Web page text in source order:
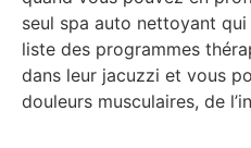
seul spa auto nettoyant
liste des programmes
dans leur jacuzzi et vous
douleurs musculaires, de